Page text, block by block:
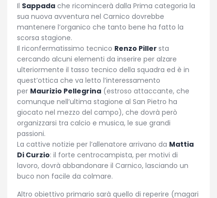
Il Sappada che ricomincerà dalla Prima categoria la
sua nuova avventura nel Carnico dovrebbe
mantenere l’organico che tanto bene ha fatto la
scorsa stagione.
Il riconfermatissimo tecnico Renzo Piller sta
cercando alcuni elementi da inserire per alzare
ulteriormente il tasso tecnico della squadra ed è in
quest’ottica che va letto l’interessamento
per Maurizio Pellegrina (estroso attaccante, che
comunque nell’ultima stagione al San Pietro ha
giocato nel mezzo del campo), che dovrà però
organizzarsi tra calcio e musica, le sue grandi
passioni.
La cattive notizie per l’allenatore arrivano da Mattia
Di Curzio: il forte centrocampista, per motivi di
lavoro, dovrà abbandonare il Carnico, lasciando un
buco non facile da colmare.
Altro obiettivo primario sarà quello di reperire (magari